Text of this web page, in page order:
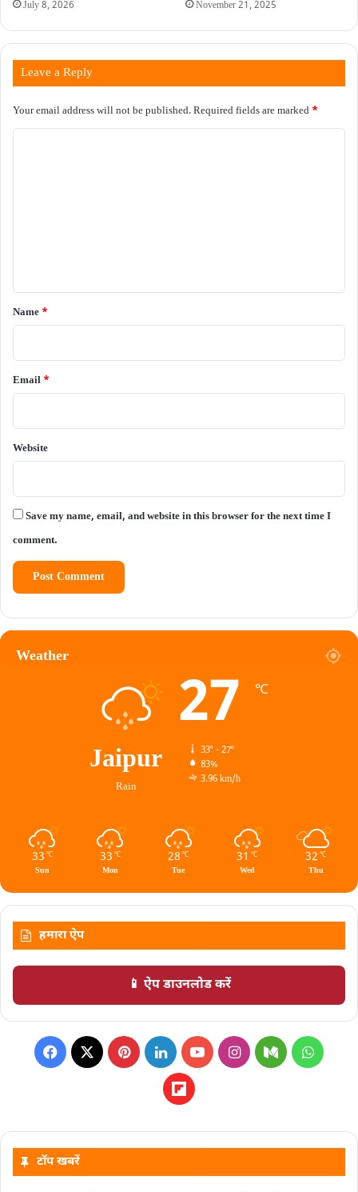
July 8, 2026 November 21, 2025
Leave a Reply
Your email address will not be published.Required fields are marked *
*
Name *
Email *
Website
Save my name, email, and website in this browser for the next time I
comment.
Weather
Jaipur
Rain
27 ℃
33º - 27º
83%
3.96 km/h
33 ℃
Sun
33 ℃
Mon
28 ℃
Tue
31 ℃
Wed
32 ℃
Thu
हमारा ऐप
📱 ऐप डाउनलोड करें
टॉप खबरें